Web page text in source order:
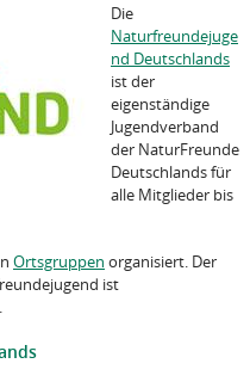
Die
Naturfreundejuge
nd Deutschlands
ist der
eigenständige
Jugendverband
der NaturFreunde
Deutschlands für
alle Mitglieder bis
Ortsgruppen organisiert. Der
ist
.